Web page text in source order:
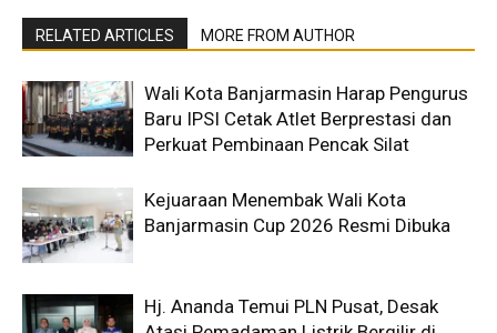
RELATED ARTICLES MORE FROM AUTHOR
Wali Kota Banjarmasin Harap Pengurus
Baru IPSI Cetak Atlet Berprestasi dan
Perkuat Pembinaan Pencak Silat
Kejuaraan Menembak Wali Kota
Banjarmasin Cup 2026 Resmi Dibuka
Hj. Ananda Temui PLN Pusat, Desak